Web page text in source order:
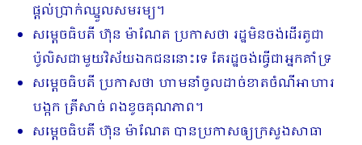
ផ្តល់ប្រាក់ឈ្នួលសមរម្យ។
សម្តេចធិបតី ហ៊ុន ម៉ាណែត ប្រកាសថា រដ្ឋមិនចង់ដើរតួជា
ប៉ូលិសជាមួយវិស័យឯកជននោះទេ តែរដ្ឋចង់ធ្វើជាអ្នកគាំទ្រ
សម្តេចធិបតី ប្រកាសថា ហាមនាំចូលដាច់ខាតចំណីអាហារ
បង្កក ត្រីសាច់ ពងខូចគុណភាព។
សម្តេចធិបតី ហ៊ុន ម៉ាណែត បានប្រកាសឲ្យក្រសួងសាធា